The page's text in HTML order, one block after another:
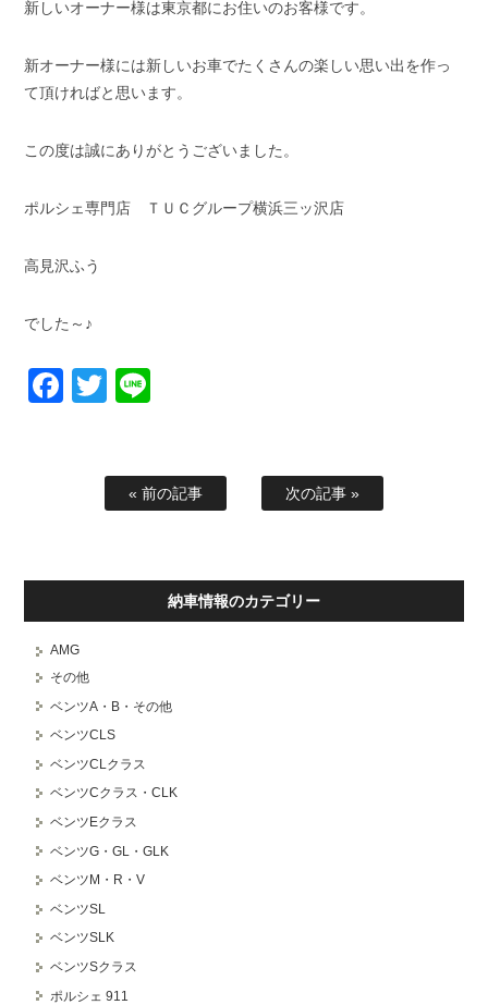
新しいオーナー様は東京都にお住いのお客様です。
新オーナー様には新しいお車でたくさんの楽しい思い出を作っ
て頂ければと思います。
この度は誠にありがとうございました。
ポルシェ専門店 ＴＵＣグループ横浜三ッ沢店
高見沢ふう
でした～♪
Facebook
Twitter
« 前の記事 次の記事 »
納車情報のカテゴリー
AMG
その他
ベンツA・B・その他
ベンツCLS
ベンツCLクラス
ベンツCクラス・CLK
ベンツEクラス
ベンツG・GL・GLK
ベンツM・R・V
ベンツSL
ベンツSLK
ベンツSクラス
ポルシェ 911